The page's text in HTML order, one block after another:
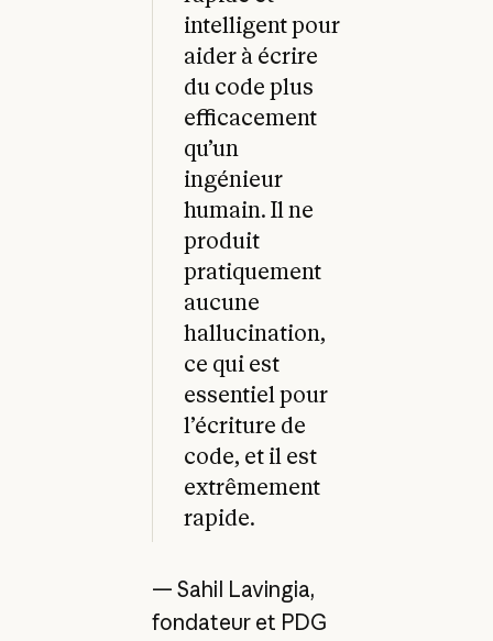
intelligent pour
aider à écrire
du code plus
efficacement
qu’un
ingénieur
humain. Il ne
produit
pratiquement
aucune
hallucination,
ce qui est
essentiel pour
l’écriture de
code, et il est
extrêmement
rapide.
— Sahil Lavingia,
fondateur et PDG